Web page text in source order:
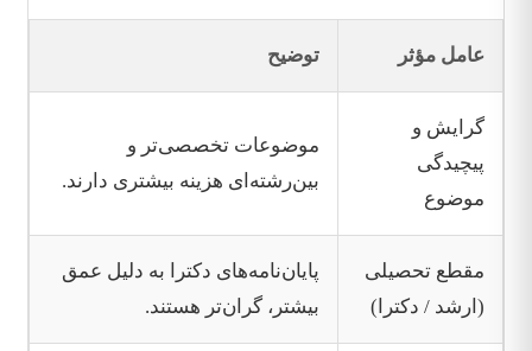
عامل مؤثر توضیح
گرایش و
پیچیدگی
موضوع
موضوعات تخصصی‌تر و
بین‌رشته‌ای هزینه بیشتری دارند.
مقطع تحصیلی
(ارشد / دکترا)
پایان‌نامه‌های دکترا به دلیل عمق
بیشتر، گران‌تر هستند.